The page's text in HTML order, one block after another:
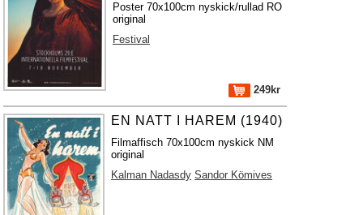
Poster 70x100cm nyskick/rullad RO
original
Festival
249kr
EN NATT I HAREM (1940)
Filmaffisch 70x100cm nyskick NM
original
Kalman Nadasdy Sandor Kömives